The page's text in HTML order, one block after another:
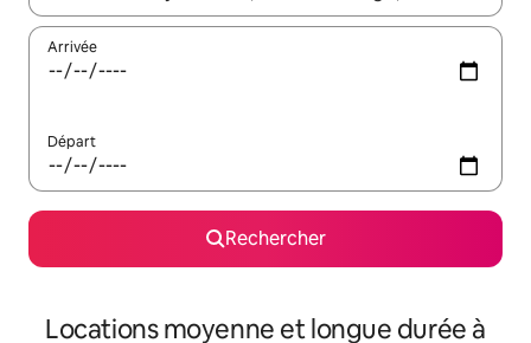
Arrivée
Départ
Rechercher
Locations moyenne et longue durée à